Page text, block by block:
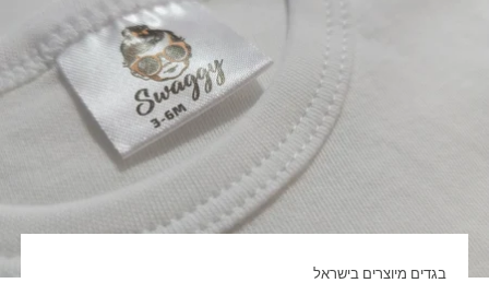
בגדים מיוצרים בישראל